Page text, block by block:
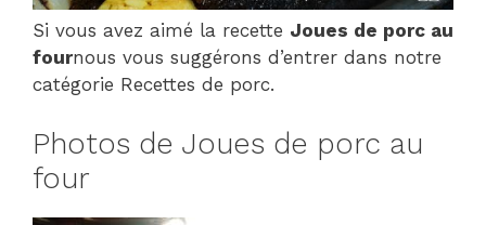
Si vous avez aimé la recette Joues de porc au
fournous vous suggérons d’entrer dans notre
catégorie Recettes de porc.
Photos de Joues de porc au
four